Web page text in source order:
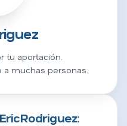
tu aportación.
a muchas personas.